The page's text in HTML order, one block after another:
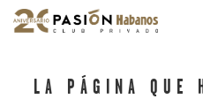
LA PÁGINA QUE